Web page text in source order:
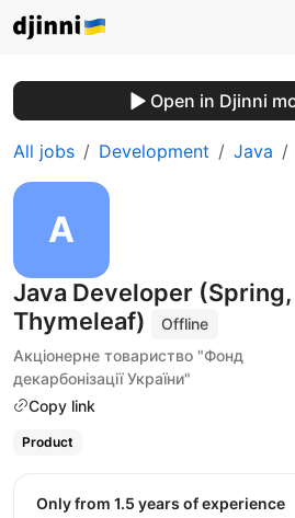
Open in Djinni
All jobs Development Java
Java Developer (Spring,
Thymeleaf)
Offline
Акціонерне товариство "Фонд
декарбонізації України"
Copy link
Product
Only from 1.5 years of experience